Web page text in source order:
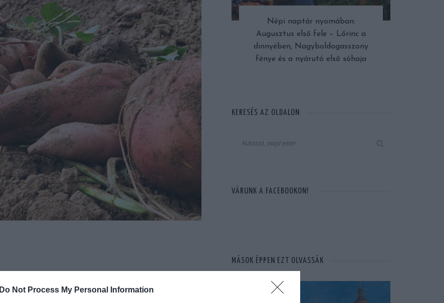
Do Not Process My Personal Information
Népi naptár nyomában:
Augusztus első fele – Lőrinc a
dinnyében, Nagyboldogasszony
fénye és a nyárutó első sóhaja
KERESÉS AZ OLDALON
VÁRUNK A FACEBOOKON!
MÁSOK ÉPPEN EZT OLVASSÁK